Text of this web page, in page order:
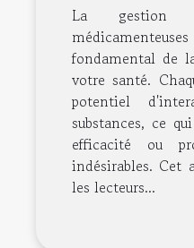
La gestion
fondamental de
votre santé.
potentiel
substances, ce
efficacité ou
indésirables. Cet
les lecteurs...